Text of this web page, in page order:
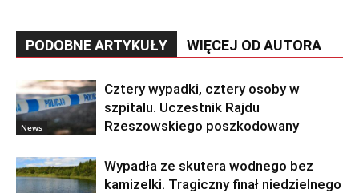
PODOBNE ARTYKUŁY WIĘCEJ OD AUTORA
News
Cztery wypadki, cztery osoby w
szpitalu. Uczestnik Rajdu
Rzeszowskiego poszkodowany
Wypadła ze skutera wodnego bez
kamizelki. Tragiczny finał niedzielnego